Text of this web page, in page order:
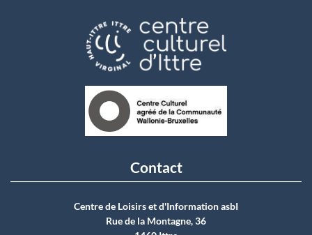
Contact
Centre de Loisirs et d'Information asbI
Rue de la Montagne, 36